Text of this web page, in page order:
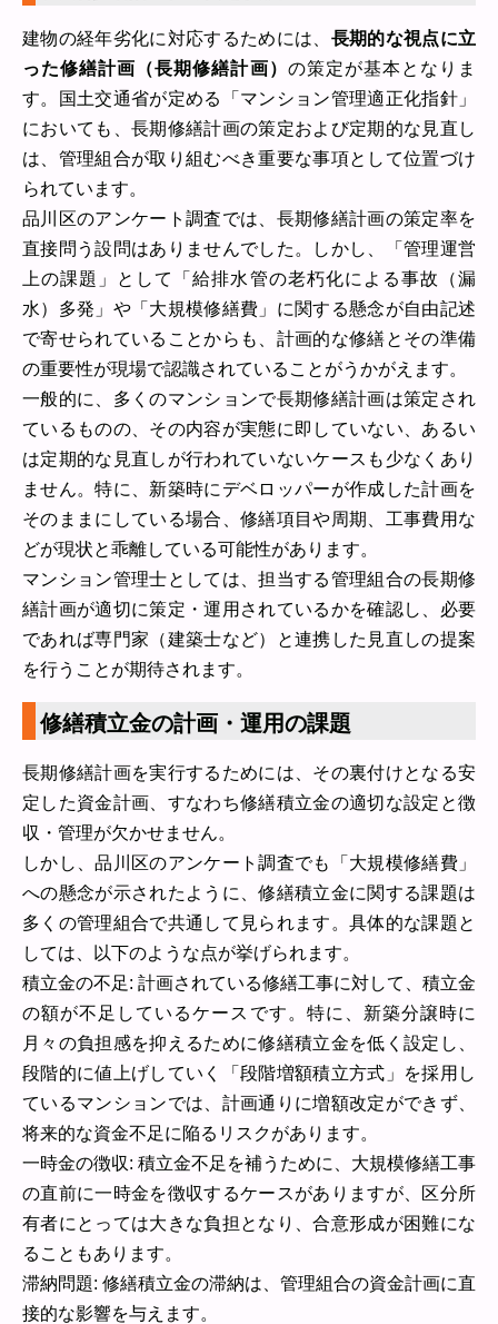
建物の経年劣化に対応するためには、 長期的な視点に立
った修繕計画（長期修繕計画） の策定が基本となりま
す。国土交通省が定める「マンション管理適正化指針」
においても、長期修繕計画の策定および定期的な見直し
は、管理組合が取り組むべき重要な事項として位置づけ
られています。
品川区のアンケート調査では、長期修繕計画の策定率を
直接問う設問はありませんでした。しかし、「管理運営
上の課題」として「給排水管の老朽化による事故（漏
水）多発」や「大規模修繕費」に関する懸念が自由記述
で寄せられていることからも、計画的な修繕とその準備
の重要性が現場で認識されていることがうかがえます。
一般的に、多くのマンションで長期修繕計画は策定され
ているものの、その内容が実態に即していない、あるい
は定期的な見直しが行われていないケースも少なくあり
ません。特に、新築時にデベロッパーが作成した計画を
そのままにしている場合、修繕項目や周期、工事費用な
どが現状と乖離している可能性があります。
マンション管理士としては、担当する管理組合の長期修
繕計画が適切に策定・運用されているかを確認し、必要
であれば専門家（建築士など）と連携した見直しの提案
を行うことが期待されます。
修繕積立金の計画・運用の課題
長期修繕計画を実行するためには、その裏付けとなる安
定した資金計画、すなわち修繕積立金の適切な設定と徴
収・管理が欠かせません。
しかし、品川区のアンケート調査でも「大規模修繕費」
への懸念が示されたように、修繕積立金に関する課題は
多くの管理組合で共通して見られます。具体的な課題と
しては、以下のような点が挙げられます。
積立金の不足: 計画されている修繕工事に対して、積立金
の額が不足しているケースです。特に、新築分譲時に
月々の負担感を抑えるために修繕積立金を低く設定し、
段階的に値上げしていく「段階増額積立方式」を採用し
ているマンションでは、計画通りに増額改定ができず、
将来的な資金不足に陥るリスクがあります。
一時金の徴収: 積立金不足を補うために、大規模修繕工事
の直前に一時金を徴収するケースがありますが、区分所
有者にとっては大きな負担となり、合意形成が困難にな
ることもあります。
滞納問題: 修繕積立金の滞納は、管理組合の資金計画に直
接的な影響を与えます。